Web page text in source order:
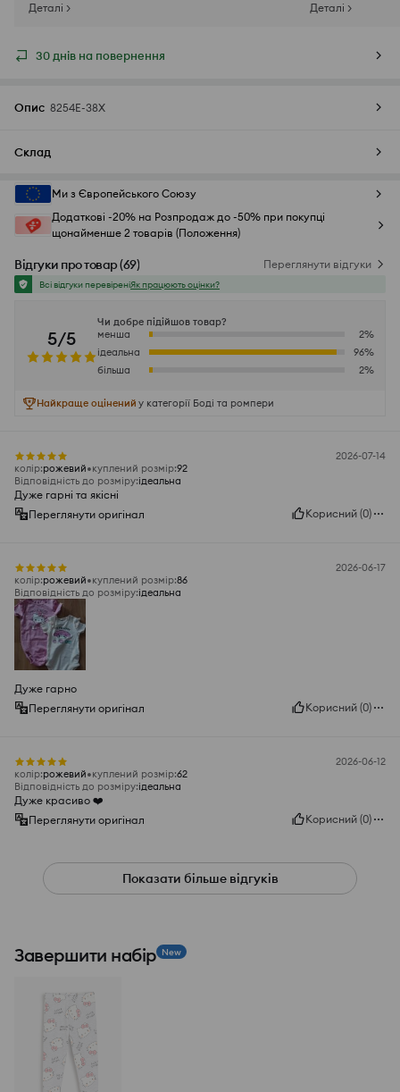
Деталі >
Деталі >
30 днів на повернення
Опис 8254E-38X
Склад
Ми з Європейського Союзу
Додаткові -20% на Розпродаж до -50% при покупці
щонайменше 2 товарів (Положення)
Відгуки про товар(69) Переглянути відгуки
Всі відгуки перевіреніЯк працюють оцінки?
5/5
Чи добре підійшов товар?
менша
2%
ідеальна
96%
більша
2%
Найкраще оцінений у категорії Боді та ромпери
2026-07-14
колір:рожевий куплений розмір:92
Відповідність до розміру:ідеальна
Дуже гарні та якісні
Переглянути оригінал
Корисний (0)
2026-06-17
колір:рожевий куплений розмір:86
Відповідність до розміру:ідеальна
Дуже гарно
Переглянути оригінал
Корисний (0)
2026-06-12
колір:рожевий куплений розмір:62
Відповідність до розміру:ідеальна
Дуже красиво ❤️
Переглянути оригінал
Корисний (0)
Показати більше відгуків
Завершити набір New